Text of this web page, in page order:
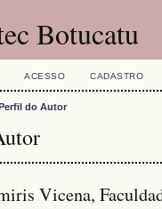
Botucatu
ACESSO CADASTRO
do Autor
Vicena,